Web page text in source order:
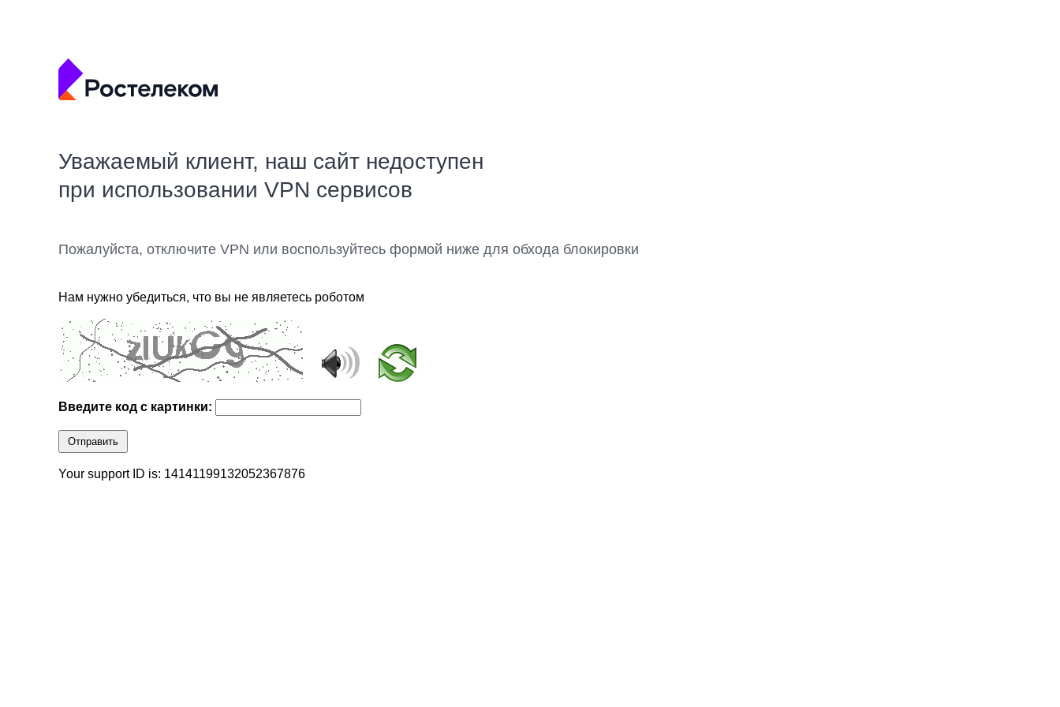
Уважаемый клиент, наш сайт недоступен
при использовании VPN сервисов
Пожалуйста, отключите VPN или воспользуйтесь формой ниже для обхода блокировки
Нам нужно убедиться, что вы не являетесь роботом
Введите код с картинки:
Отправить
Your support ID is: 14141199132052367876